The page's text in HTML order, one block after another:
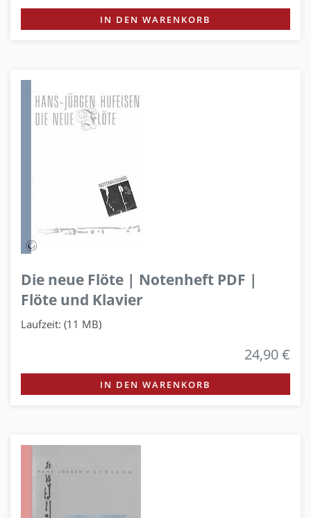
IN DEN WARENKORB
Die neue Flöte | Notenheft PDF |
Flöte und Klavier
Laufzeit: (11 MB)
24,90 €
IN DEN WARENKORB